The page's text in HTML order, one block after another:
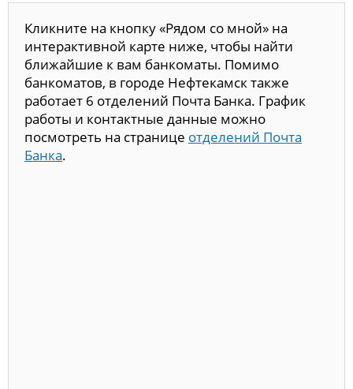
Кликните на кнопку «Рядом со мной» на
интерактивной карте ниже, чтобы найти
ближайшие к вам банкоматы. Помимо
банкоматов, в городе Нефтекамск также
работает 6 отделений Почта Банка. График
работы и контактные данные можно
посмотреть на странице отделений Почта
Банка.